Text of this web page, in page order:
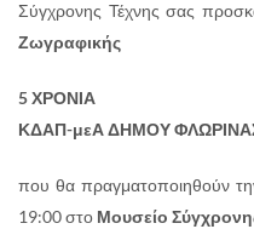
Σύγχρονης Τέχνης σας
Ζωγραφικής
5 ΧΡΟΝΙΑ
ΚΔΑΠ-μεΑ ΔΗΜΟΥ
που θα πραγματοποιηθούν
19:00 στο Μουσείο